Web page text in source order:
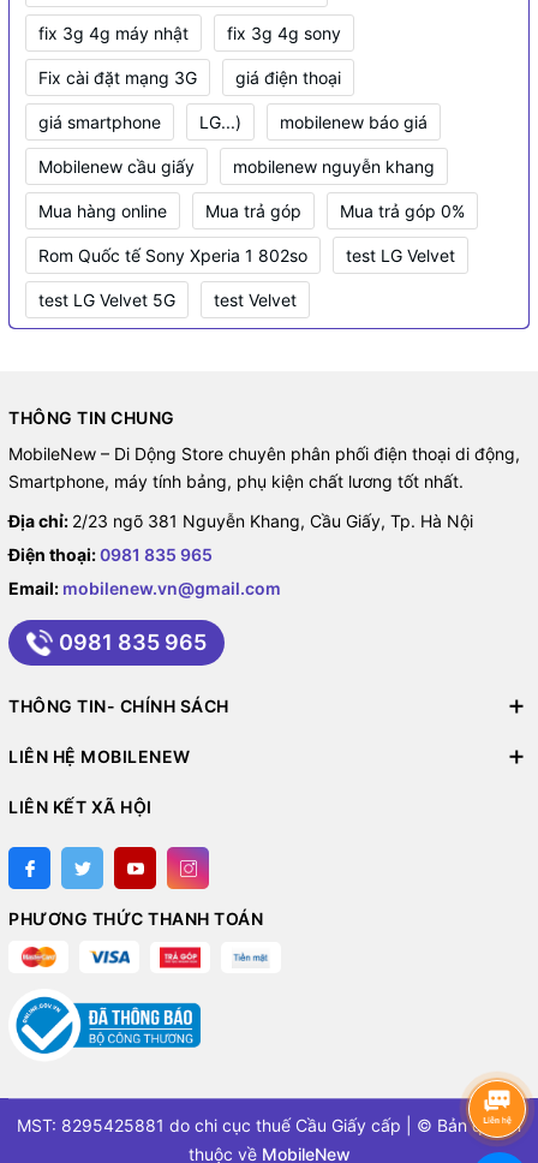
fix 3g 4g máy nhật fix 3g 4g sony
Fix cài đặt mạng 3G giá điện thoại
giá smartphone LG...) mobilenew báo giá
Mobilenew cầu giấy mobilenew nguyễn khang
Mua hàng online Mua trả góp Mua trả góp 0%
Rom Quốc tế Sony Xperia 1 802so test LG Velvet
test LG Velvet 5G test Velvet
THÔNG TIN CHUNG
MobileNew – Di Dộng Store chuyên phân phối điện thoại di động,
Smartphone, máy tính bảng, phụ kiện chất lương tốt nhất.
Địa chỉ: 2/23 ngõ 381 Nguyễn Khang, Cầu Giấy, Tp. Hà Nội
Điện thoại:0981 835 965
Email: mobilenew.vn@gmail.com
0981 835 965
THÔNG TIN- CHÍNH SÁCH
LIÊN HỆ MOBILENEW
LIÊN KẾT XÃ HỘI
PHƯƠNG THỨC THANH TOÁN
MST: 8295425881 do chi cục thuế Cầu Giấy cấp | © Bản quyền
thuộc về MobileNew